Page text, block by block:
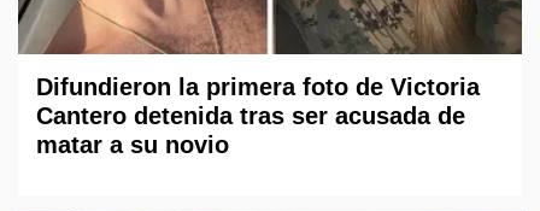
Difundieron la primera foto de Victoria
Cantero detenida tras ser acusada de
matar a su novio